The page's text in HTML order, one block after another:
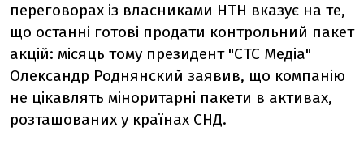
переговорах із власниками НТН вказує на те,
що останні готові продати контрольний пакет
акцій: місяць тому президент "СТС Медіа"
Олександр Роднянский заявив, що компанію
не цікавлять міноритарні пакети в активах,
розташованих у країнах СНД.